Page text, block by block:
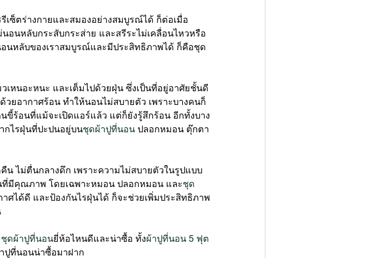
เซ็ตร่างกายและสมองอย่างสมบูรณ์ได้ ก็ต่อเมื่อ
นหลับกระสับกระส่าย และสรีระไม่เคลื่อนไหวหรือ
อนหลับของเราสมบูรณ์และมีประสิทธิภาพได้ ก็คือชุด
เหนอะหนะ และเต็มไปด้วยฝุ่น ซึ่งเป็นที่อยู่อาศัยชั้นดี
ยอากาศร้อน ทำให้นอนไม่สบายตัว เพราะบางคนก็
ขี้ร้อนที่แม้จะเปิดแอร์แล้ว แต่ก็ยังรู้สึกร้อน อีกทั้งบาง
กไรฝุ่นที่ปะปนอยู่บนชุดผ้าปูที่นอน ปลอกหมอน ตุ๊กตา
ไม่ตื่นกลางดึก เพราะความไม่สบายตัวในรูปแบบ
ที่มีคุณภาพ โดยเฉพาะหมอน ปลอกหมอน และชุด
ศได้ดี และป้องกันไรฝุ่นได้ ก็จะช่วยเพิ่มประสิทธิภาพ
ชุดผ้าปูที่นอนยี่ห้อไหนดีและน่าซื้อ ทั้งผ้าปูที่นอน 5 ฟุต
าปูที่นอนน่าซื้อมาฝาก